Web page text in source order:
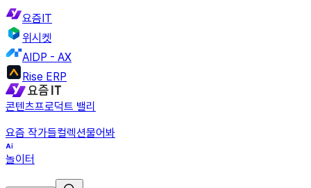
요즘IT
위시켓
AIDP - AX
Rise ERP
콘텐츠프로덕트 밸리
요즘 작가들컬렉션물어봐
놀이터